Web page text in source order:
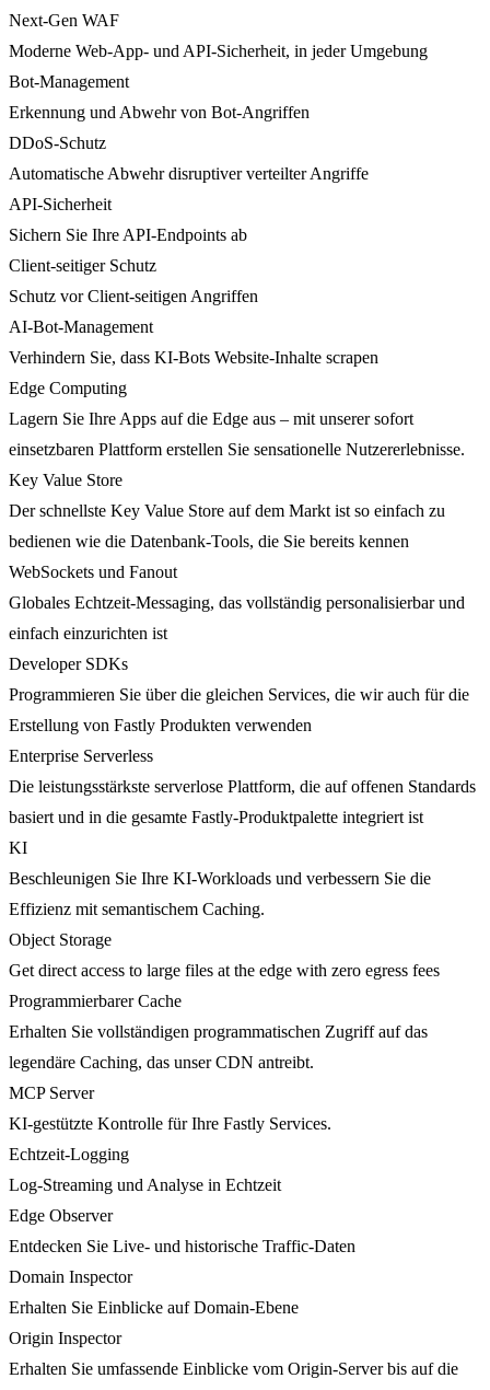
Next-Gen WAF
Moderne Web-App- und API-Sicherheit, in jeder Umgebung
Bot-Management
Erkennung und Abwehr von Bot-Angriffen
DDoS-Schutz
Automatische Abwehr disruptiver verteilter Angriffe
API-Sicherheit
Sichern Sie Ihre API-Endpoints ab
Client-seitiger Schutz
Schutz vor Client-seitigen Angriffen
AI-Bot-Management
Verhindern Sie, dass KI-Bots Website-Inhalte scrapen
Edge Computing
Lagern Sie Ihre Apps auf die Edge aus – mit unserer sofort
einsetzbaren Plattform erstellen Sie sensationelle Nutzererlebnisse.
Key Value Store
Der schnellste Key Value Store auf dem Markt ist so einfach zu
bedienen wie die Datenbank-Tools, die Sie bereits kennen
WebSockets und Fanout
Globales Echtzeit-Messaging, das vollständig personalisierbar und
einfach einzurichten ist
Developer SDKs
Programmieren Sie über die gleichen Services, die wir auch für die
Erstellung von Fastly Produkten verwenden
Enterprise Serverless
Die leistungsstärkste serverlose Plattform, die auf offenen Standards
basiert und in die gesamte Fastly-Produktpalette integriert ist
KI
Beschleunigen Sie Ihre KI-Workloads und verbessern Sie die
Effizienz mit semantischem Caching.
Object Storage
Get direct access to large files at the edge with zero egress fees
Programmierbarer Cache
Erhalten Sie vollständigen programmatischen Zugriff auf das
legendäre Caching, das unser CDN antreibt.
MCP Server
KI-gestützte Kontrolle für Ihre Fastly Services.
Echtzeit-Logging
Log-Streaming und Analyse in Echtzeit
Edge Observer
Entdecken Sie Live- und historische Traffic-Daten
Domain Inspector
Erhalten Sie Einblicke auf Domain-Ebene
Origin Inspector
Erhalten Sie umfassende Einblicke vom Origin-Server bis auf die